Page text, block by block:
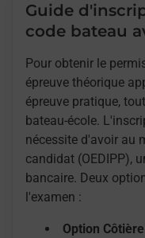
Guide
code bateau
Pour obtenir le
épreuve théorique
épreuve pratique,
bateau-école.
nécessite d'avoir au
candidat (OEDIPP),
bancaire. Deux
l'examen :
Option